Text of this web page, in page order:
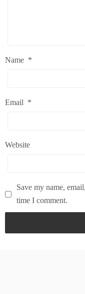
Name *
Email *
Website
Save my name,
time I comment.